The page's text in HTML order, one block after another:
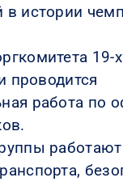
в истории
19-
проводится
работа по